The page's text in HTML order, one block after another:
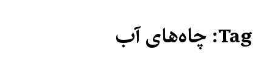
Tag: چاه‌های آب